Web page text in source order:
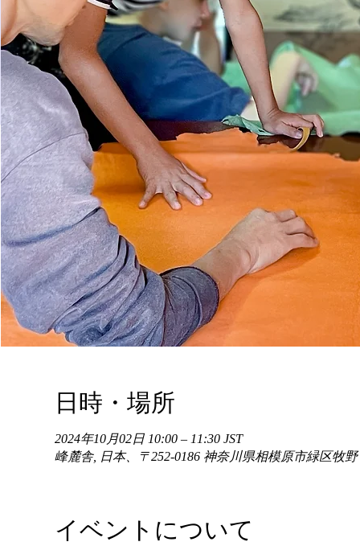
日時・場所
2024年10月02日 10:00 – 11:30 JST
峰麓舎, 日本、〒252-0186 神奈川県相模原市緑区牧
イベントについて